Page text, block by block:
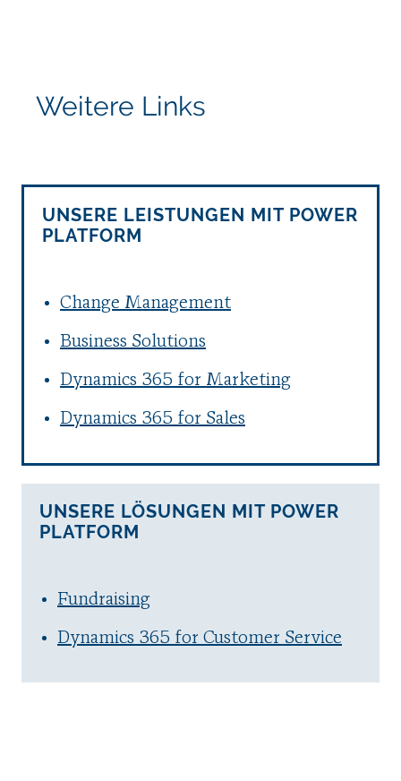
Weitere Links
UNSERE LEISTUNGEN MIT POWER
PLATFORM
Change Management
Business Solutions
Dynamics 365 for Marketing
Dynamics 365 for Sales
UNSERE LÖSUNGEN MIT POWER
PLATFORM
Fundraising
Dynamics 365 for Customer Service